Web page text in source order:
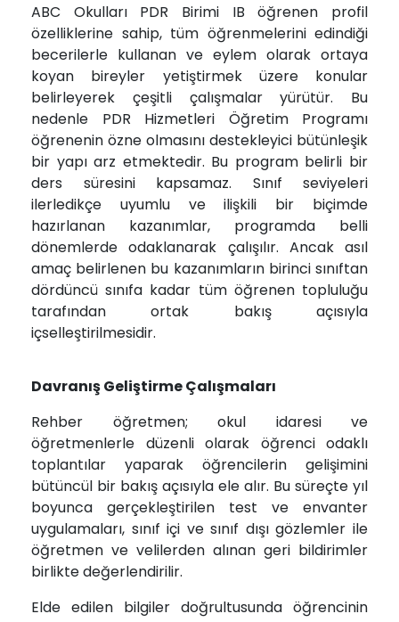
ABC Okulları PDR Birimi IB öğrenen profil
özelliklerine sahip, tüm öğrenmelerini edindiği
becerilerle kullanan ve eylem olarak ortaya
koyan bireyler yetiştirmek üzere konular
belirleyerek çeşitli çalışmalar yürütür. Bu
nedenle PDR Hizmetleri Öğretim Programı
öğrenenin özne olmasını destekleyici bütünleşik
bir yapı arz etmektedir. Bu program belirli bir
ders süresini kapsamaz. Sınıf seviyeleri
ilerledikçe uyumlu ve ilişkili bir biçimde
hazırlanan kazanımlar, programda belli
dönemlerde odaklanarak çalışılır. Ancak asıl
amaç belirlenen bu kazanımların birinci sınıftan
dördüncü sınıfa kadar tüm öğrenen topluluğu
tarafından ortak bakış açısıyla
içselleştirilmesidir.
Davranış Geliştirme Çalışmaları
Rehber öğretmen; okul idaresi ve
öğretmenlerle düzenli olarak öğrenci odaklı
toplantılar yaparak öğrencilerin gelişimini
bütüncül bir bakış açısıyla ele alır. Bu süreçte yıl
boyunca gerçekleştirilen test ve envanter
uygulamaları, sınıf içi ve sınıf dışı gözlemler ile
öğretmen ve velilerden alınan geri bildirimler
birlikte değerlendirilir.
Elde edilen bilgiler doğrultusunda öğrencinin